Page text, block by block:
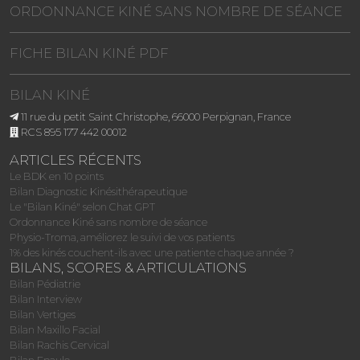
ORDONNANCE KINÉ SANS NOMBRE DE SÉANCE
FICHE BILAN KINÉ PDF
BILAN KINÉ
11 rue du petit Saint Christophe, 66000 Perpignan, France
RCS 895 177 442 00012
ARTICLES RÉCENTS
Le BDK en 10 points
Bilan Diagnostic Kinésithérapeutique
Le "Bilan Kiné" selon Chat GPT
Ordonnance Kiné sans nombre de séance
Physio-Troma, améliorez le suivi de vos patients
1% des kinés couchent-ils avec une patiente chaque année ?
BILANS, SCORES & ARTICULATIONS
Bilan Pédiatrie
Bilan Interview
Bilan Vertiges
Bilan Maxillo Facial
Bilan Rachis Cervical